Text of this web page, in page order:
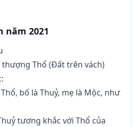
năm 2021
thượng Thổ (Ðất trên vách)
bố là Thuỷ, mẹ là Mộc, như
tương khắc với Thổ của